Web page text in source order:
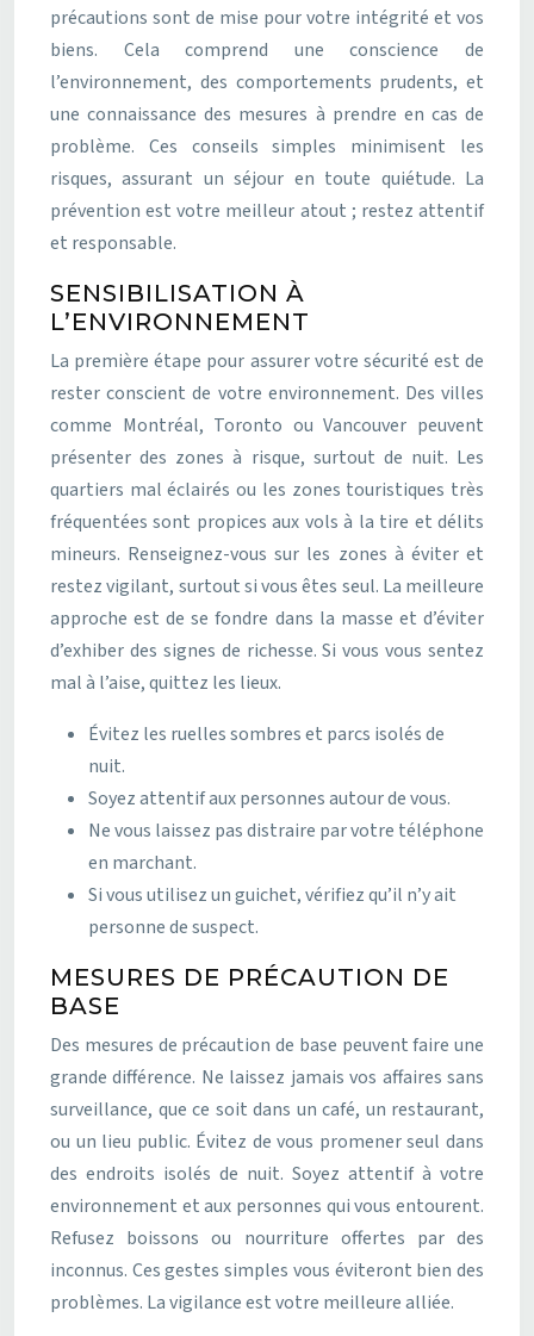
précautions sont de mise pour votre intégrité et vos
biens. Cela comprend une conscience de
l’environnement, des comportements prudents, et
une connaissance des mesures à prendre en cas de
problème. Ces conseils simples minimisent les
risques, assurant un séjour en toute quiétude. La
prévention est votre meilleur atout ; restez attentif
et responsable.
SENSIBILISATION À
L’ENVIRONNEMENT
La première étape pour assurer votre sécurité est de
rester conscient de votre environnement. Des villes
comme Montréal, Toronto ou Vancouver peuvent
présenter des zones à risque, surtout de nuit. Les
quartiers mal éclairés ou les zones touristiques très
fréquentées sont propices aux vols à la tire et délits
mineurs. Renseignez-vous sur les zones à éviter et
restez vigilant, surtout si vous êtes seul. La meilleure
approche est de se fondre dans la masse et d’éviter
d’exhiber des signes de richesse. Si vous vous sentez
mal à l’aise, quittez les lieux.
Évitez les ruelles sombres et parcs isolés de
nuit.
Soyez attentif aux personnes autour de vous.
Ne vous laissez pas distraire par votre téléphone
en marchant.
Si vous utilisez un guichet, vérifiez qu’il n’y ait
personne de suspect.
MESURES DE PRÉCAUTION DE
BASE
Des mesures de précaution de base peuvent faire une
grande différence. Ne laissez jamais vos affaires sans
surveillance, que ce soit dans un café, un restaurant,
ou un lieu public. Évitez de vous promener seul dans
des endroits isolés de nuit. Soyez attentif à votre
environnement et aux personnes qui vous entourent.
Refusez boissons ou nourriture offertes par des
inconnus. Ces gestes simples vous éviteront bien des
problèmes. La vigilance est votre meilleure alliée.